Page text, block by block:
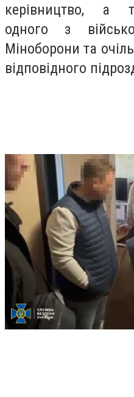
керівництво, а
одного з
Міноборони та
відповідного